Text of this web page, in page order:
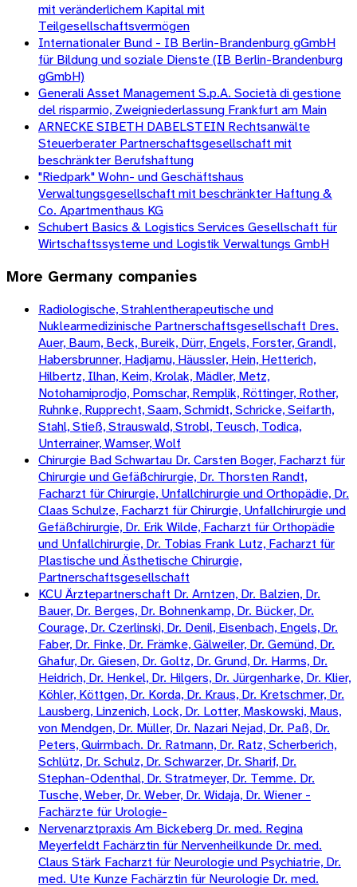
mit veränderlichem Kapital mit
Teilgesellschaftsvermögen
Internationaler Bund - IB Berlin-Brandenburg gGmbH
für Bildung und soziale Dienste (IB Berlin-Brandenburg
gGmbH)
Generali Asset Management S.p.A. Società di gestione
del risparmio, Zweigniederlassung Frankfurt am Main
ARNECKE SIBETH DABELSTEIN Rechtsanwälte
Steuerberater Partnerschaftsgesellschaft mit
beschränkter Berufshaftung
"Riedpark" Wohn- und Geschäftshaus
Verwaltungsgesellschaft mit beschränkter Haftung &
Co. Apartmenthaus KG
Schubert Basics & Logistics Services Gesellschaft für
Wirtschaftssysteme und Logistik Verwaltungs GmbH
More Germany companies
Radiologische, Strahlentherapeutische und
Nuklearmedizinische Partnerschaftsgesellschaft Dres.
Auer, Baum, Beck, Bureik, Dürr, Engels, Forster, Grandl,
Habersbrunner, Hadjamu, Häussler, Hein, Hetterich,
Hilbertz, Ilhan, Keim, Krolak, Mädler, Metz,
Notohamiprodjo, Pomschar, Remplik, Röttinger, Rother,
Ruhnke, Rupprecht, Saam, Schmidt, Schricke, Seifarth,
Stahl, Stieß, Strauswald, Strobl, Teusch, Todica,
Unterrainer, Wamser, Wolf
Chirurgie Bad Schwartau Dr. Carsten Boger, Facharzt für
Chirurgie und Gefäßchirurgie, Dr. Thorsten Randt,
Facharzt für Chirurgie, Unfallchirurgie und Orthopädie, Dr.
Claas Schulze, Facharzt für Chirurgie, Unfallchirurgie und
Gefäßchirurgie, Dr. Erik Wilde, Facharzt für Orthopädie
und Unfallchirurgie, Dr. Tobias Frank Lutz, Facharzt für
Plastische und Ästhetische Chirurgie,
Partnerschaftsgesellschaft
KCU Ärztepartnerschaft Dr. Arntzen, Dr. Balzien, Dr.
Bauer, Dr. Berges, Dr. Bohnenkamp, Dr. Bücker, Dr.
Courage, Dr. Czerlinski, Dr. Denil, Eisenbach, Engels, Dr.
Faber, Dr. Finke, Dr. Främke, Gälweiler, Dr. Gemünd, Dr.
Ghafur, Dr. Giesen, Dr. Goltz, Dr. Grund, Dr. Harms, Dr.
Heidrich, Dr. Henkel, Dr. Hilgers, Dr. Jürgenharke, Dr. Klier,
Köhler, Köttgen, Dr. Korda, Dr. Kraus, Dr. Kretschmer, Dr.
Lausberg, Linzenich, Lock, Dr. Lotter, Maskowski, Maus,
von Mendgen, Dr. Müller, Dr. Nazari Nejad, Dr. Paß, Dr.
Peters, Quirmbach. Dr. Ratmann, Dr. Ratz, Scherberich,
Schlütz, Dr. Schulz, Dr. Schwarzer, Dr. Sharif, Dr.
Stephan-Odenthal, Dr. Stratmeyer, Dr. Temme. Dr.
Tusche, Weber, Dr. Weber, Dr. Widaja, Dr. Wiener -
Fachärzte für Urologie-
Nervenarztpraxis Am Bickeberg Dr. med. Regina
Meyerfeldt Fachärztin für Nervenheilkunde Dr. med.
Claus Stärk Facharzt für Neurologie und Psychiatrie, Dr.
med. Ute Kunze Fachärztin für Neurologie Dr. med.